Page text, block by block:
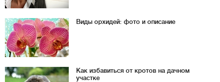
Виды орхидей: фото и описание
Как избавиться от кротов на дачном
участке